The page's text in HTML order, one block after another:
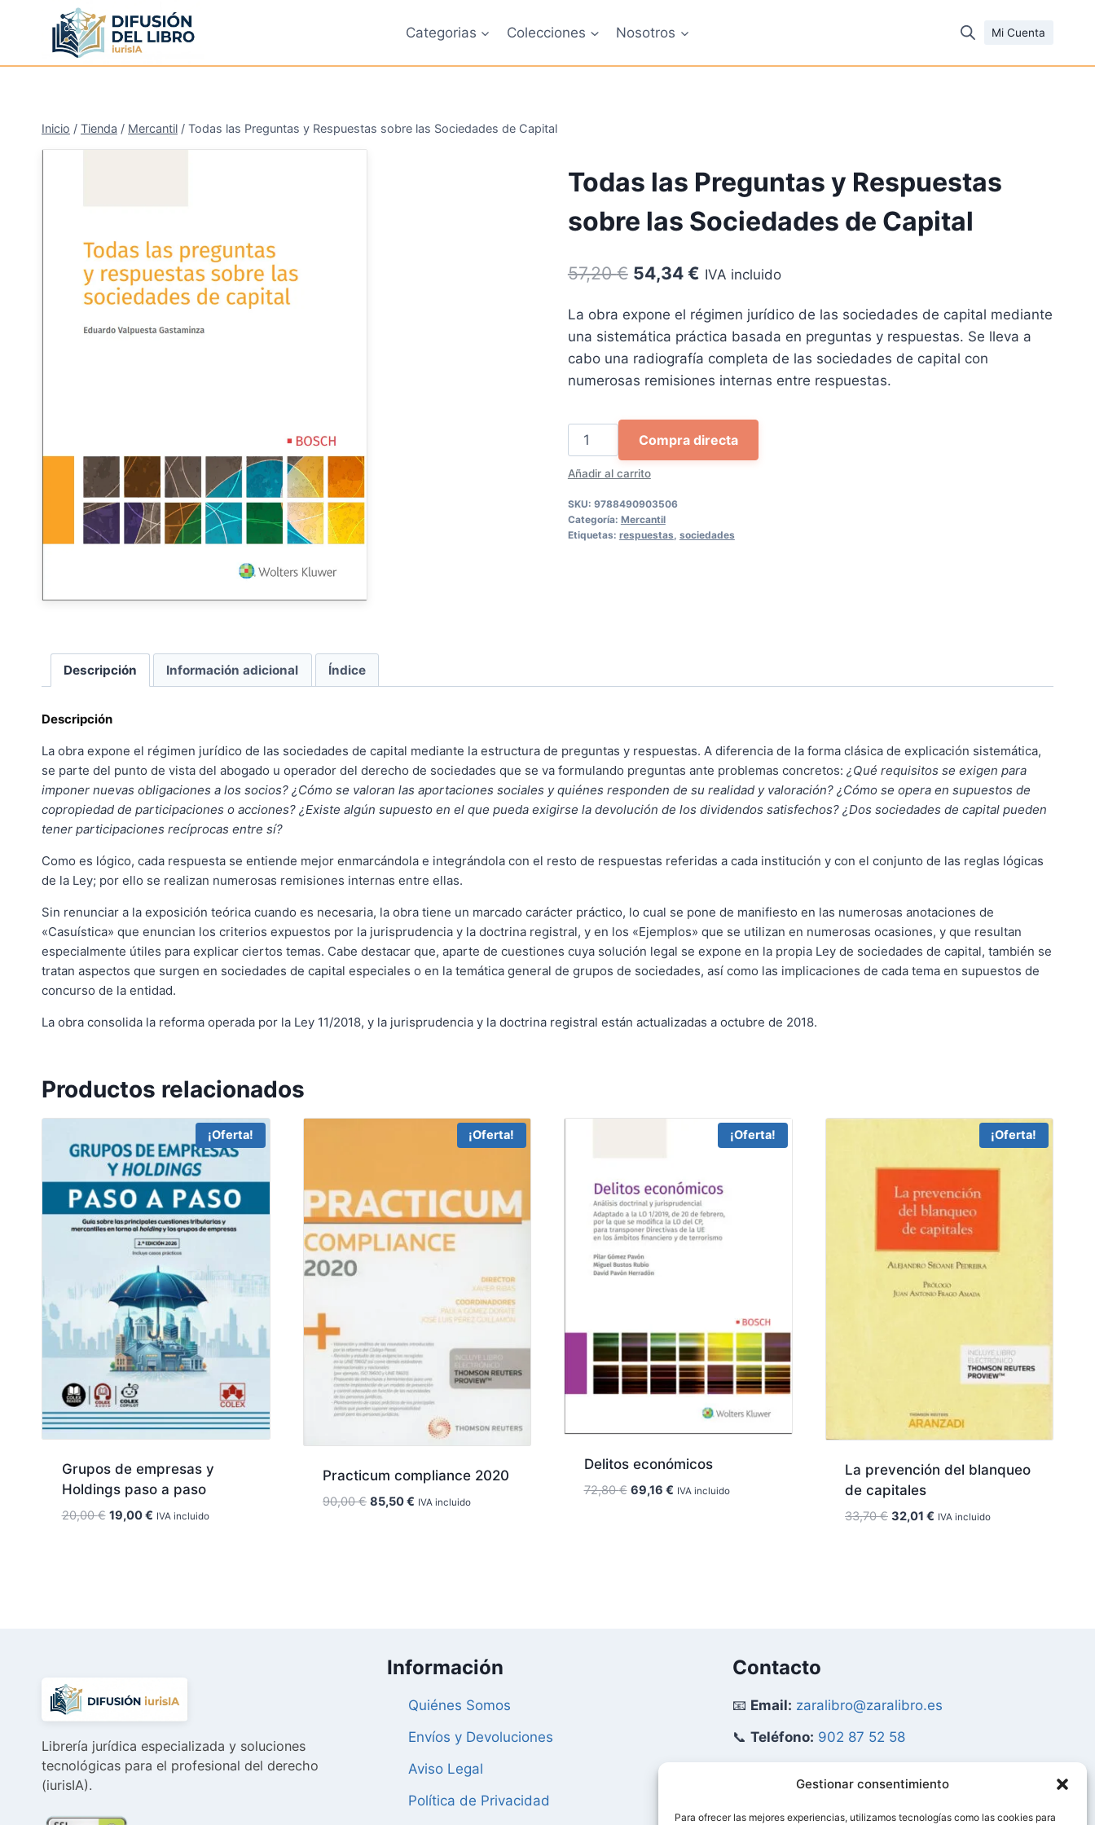
Gestionar consentimiento
Para ofrecer las mejores experiencias, utilizamos tecnologías como las cookies para
contenido
Categorias Colecciones Nosotros Mi Cuenta
Inicio / Tienda / Mercantil / Todas las Preguntas y Respuestas sobre las Sociedades de Capital
Todas las Preguntas y Respuestas
sobre las Sociedades de Capital
57,20€ El
original
era:
57,20 €.
54,34€El
actual
es:
54,34 €.
IVA incluido
La obra expone el régimen jurídico de las sociedades de capital mediante
una sistemática práctica basada en preguntas y respuestas. Se lleva a
cabo una radiografía completa de las sociedades de capital con
numerosas remisiones internas entre respuestas.
Todas
las
Preguntas
y
Respuestas
sobre
Añadir al carrito
Compra directa
SKU: 9788490903506
Categoría: Mercantil
Etiquetas: respuestas sociedades
Descripción Información adicional Índice
Descripción
La obra expone el régimen jurídico de las sociedades de capital mediante la estructura de preguntas y respuestas. A diferencia de la forma clásica de explicación sistemática,
se parte del punto de vista del abogado u operador del derecho de sociedades que se va formulando preguntas ante problemas concretos: ¿Qué requisitos se exigen para
imponer nuevas obligaciones a los socios? ¿Cómo se valoran las aportaciones sociales y quiénes responden de su realidad y valoración? ¿Cómo se opera en supuestos de
copropiedad de participaciones o acciones? ¿Existe algún supuesto en el que pueda exigirse la devolución de los dividendos satisfechos? ¿Dos sociedades de capital pueden
tener participaciones recíprocas entre sí?
Como es lógico, cada respuesta se entiende mejor enmarcándola e integrándola con el resto de respuestas referidas a cada institución y con el conjunto de las reglas lógicas
de la Ley; por ello se realizan numerosas remisiones internas entre ellas.
Sin renunciar a la exposición teórica cuando es necesaria, la obra tiene un marcado carácter práctico, lo cual se pone de manifiesto en las numerosas anotaciones de
«Casuística» que enuncian los criterios expuestos por la jurisprudencia y la doctrina registral, y en los «Ejemplos» que se utilizan en numerosas ocasiones, y que resultan
especialmente útiles para explicar ciertos temas. Cabe destacar que, aparte de cuestiones cuya solución legal se expone en la propia Ley de sociedades de capital, también se
tratan aspectos que surgen en sociedades de capital especiales o en la temática general de grupos de sociedades, así como las implicaciones de cada tema en supuestos de
concurso de la entidad.
La obra consolida la reforma operada por la Ley 11/2018, y la jurisprudencia y la doctrina registral están actualizadas a octubre de 2018.
Productos relacionados
¡Oferta!
Grupos de empresas y
Holdings paso a paso
20,00€ El
19,00€ElIVA incluido
¡Oferta!
Practicum compliance 2020
90,00€ El
85,50€ El
IVA incluido
¡Oferta!
Delitos económicos
72,80€ El
69,16 €ElIVA incluido
¡Oferta!
La prevención del blanqueo
de capitales
33,70€ El
32,01 € El
IVA incluido
Librería jurídica especializada y soluciones
tecnológicas para el profesional del derecho
(iurisIA).
Información
Quiénes Somos
Envíos y Devoluciones
Aviso Legal
Política de Privacidad
Contacto
📧 Email: zaralibro@zaralibro.es
📞 Teléfono: 902 87 52 58
Mi Cuenta